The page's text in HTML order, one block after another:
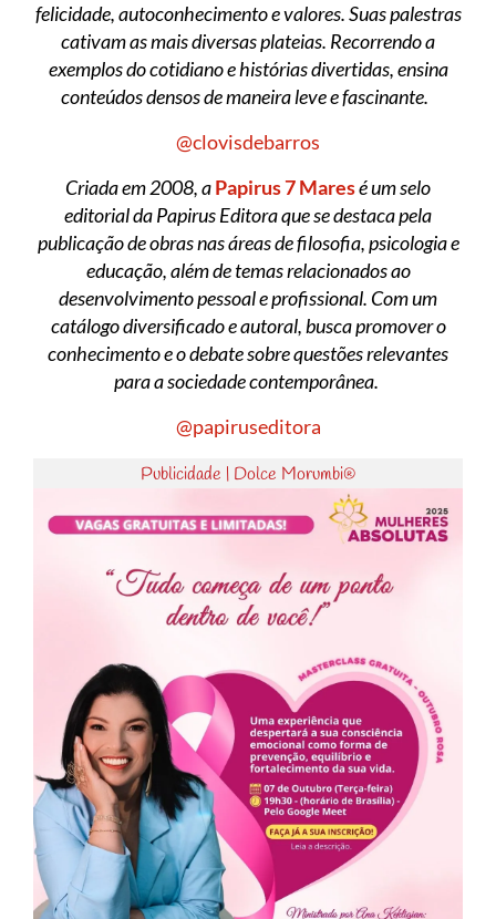
felicidade, autoconhecimento e valores. Suas palestras
cativam as mais diversas plateias. Recorrendo a
exemplos do cotidiano e histórias divertidas, ensina
conteúdos densos de maneira leve e fascinante.
@clovisdebarros
Criada em 2008, aPapirus 7 Maresé um selo
editorial da Papirus Editora que se destaca pela
publicação de obras nas áreas de filosofia, psicologia e
educação, além de temas relacionados ao
desenvolvimento pessoal e profissional. Com um
catálogo diversificado e autoral, busca promover o
conhecimento e o debate sobre questões relevantes
para a sociedade contemporânea.
@papiruseditora
Publicidade | Dolce Morumbi®